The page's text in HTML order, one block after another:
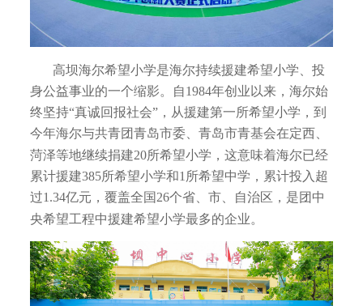
高坝海尔希望小学是海尔持续援建希望小学、投
身公益事业的一个缩影。自1984年创业以来，海尔始
终坚持“真诚回报社会”，从援建第一所希望小学，到
今年海尔与共青团青岛市委、青岛市青基会在定西、
菏泽等地继续捐建20所希望小学，这意味着海尔已经
累计援建385所希望小学和1所希望中学，累计投入超
过1.34亿元，覆盖全国26个省、市、自治区，是团中
央希望工程中援建希望小学最多的企业。